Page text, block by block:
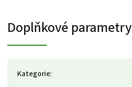
Doplňkové parametry
Kategorie: